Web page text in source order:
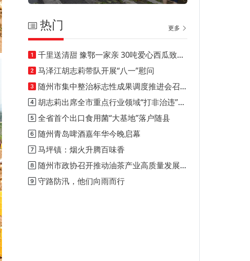
热门 更多
千里送清甜 豫鄂一家亲 30吨爱心西瓜致敬随县酷暑一线
马泽江胡志莉带队开展“八一”慰问
随州市集中整治标志性成果调度推进会召开
胡志莉出席全市重点行业领域“打非治违”工作推进会
全省首个出口食用菌“大基地”落户随县
随州青岛啤酒嘉年华今晚启幕
马坪镇：烟火升腾百味香
随州市政协召开推动油茶产业高质量发展专题协商会
守路防汛，他们向雨而行